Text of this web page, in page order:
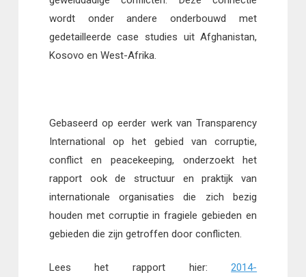
wordt onder andere onderbouwd met
gedetailleerde case studies uit Afghanistan,
Kosovo en West-Afrika.
Gebaseerd op eerder werk van Transparency
International op het gebied van corruptie,
conflict en peacekeeping, onderzoekt het
rapport ook de structuur en praktijk van
internationale organisaties die zich bezig
houden met corruptie in fragiele gebieden en
gebieden die zijn getroffen door conflicten.
Lees het rapport hier:2014-